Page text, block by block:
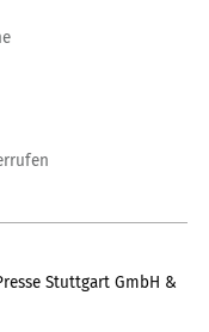
Stuttgart GmbH &